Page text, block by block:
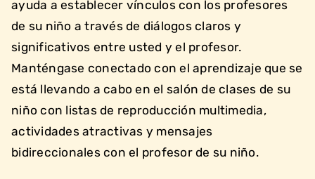
ayuda a establecer vínculos con los profesores
de su niño a través de diálogos claros y
significativos entre usted y el profesor.
Manténgase conectado con el aprendizaje que se
está llevando a cabo en el salón de clases de su
niño con listas de reproducción multimedia,
actividades atractivas y mensajes
bidireccionales con el profesor de su niño.